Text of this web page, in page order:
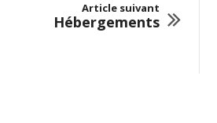
Article suivant
Hébergements